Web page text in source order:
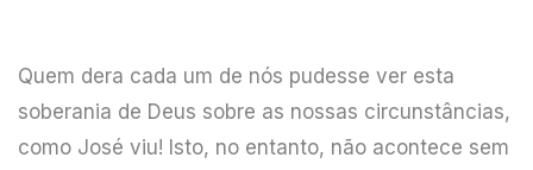
Quem dera cada um de nós pudesse ver esta
soberania de Deus sobre as nossas circunstâncias,
como José viu! Isto, no entanto, não acontece sem